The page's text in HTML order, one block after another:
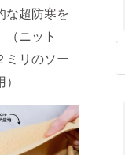
な超防寒を
（ニット
ミリのソー